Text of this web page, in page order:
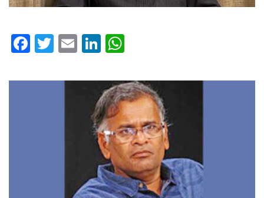
Facebook
Twitter
EmailLinkedIn